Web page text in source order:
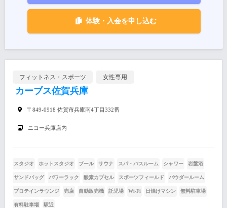
体験・入会を申し込む
フィットネス・スポーツ 女性専用
カーブス佐賀兵庫
〒849-0918 佐賀市兵庫南4丁目332番
ニコー兵庫店内
スタジオ ホットスタジオ プール サウナ スパ・バスルーム シャワー 岩盤浴
サンドバッグ パワーラック 酸素カプセル スポーツフィールド パウダールーム
プロテインラウンジ 売店 自動販売機 託児場 Wi-Fi 日焼けマシン 無料駐車場
有料駐車場 駅近